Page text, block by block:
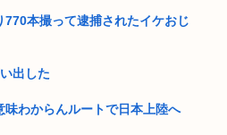
ルを打ち始める
人に失望「相談しても具体的に何
770本撮って逮捕されたイケおじ
出した
味わからんルートで日本上陸へ